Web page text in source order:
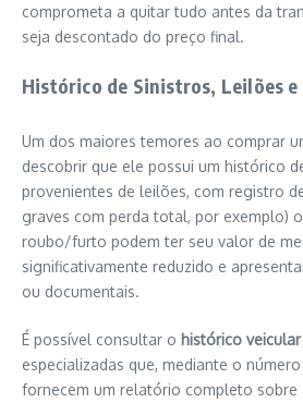
comprometa a quitar tudo antes da
seja descontado do preço final.
Histórico de Sinistros, Leilões
Um dos maiores temores ao comprar
descobrir que ele possui um histórico
provenientes de leilões, com registro
graves com perda total, por exemplo)
roubo/furto podem ter seu valor de
significativamente reduzido e
ou documentais.
É possível consultar o histórico veicular
especializadas que, mediante o
fornecem um relatório completo sobre